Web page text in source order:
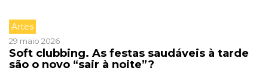
Artes
29 maio 2026
Soft clubbing. As festas saudáveis à tarde
são o novo “sair à noite”?